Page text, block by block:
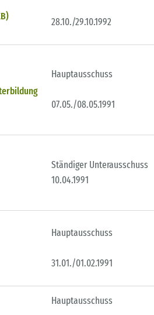
28.10./29.10.1992
Hauptausschuss
07.05./08.05.1991
Ständiger Unterausschuss
10.04.1991
Hauptausschuss
31.01./01.02.1991
Hauptausschuss